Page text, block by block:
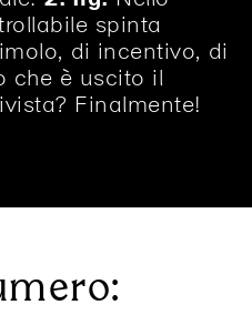
spinta
di incentivo, di
che è uscito il
Finalmente!